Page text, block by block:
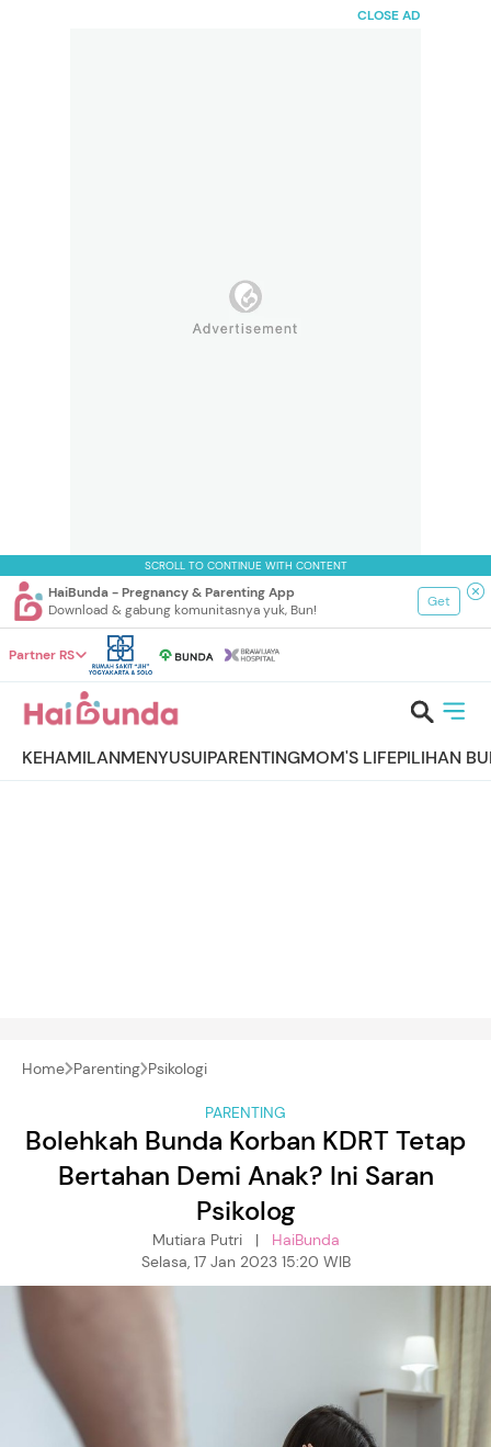
CLOSE AD
SCROLL TO CONTINUE WITH CONTENT
HaiBunda - Pregnancy & Parenting App
Download & gabung komunitasnya yuk, Bun!
Get
Partner RS
KEHAMILANMENYUSUIPARENTINGMOM'S LIFEPILIHAN
Home Parenting Psikologi
PARENTING
Bolehkah Bunda Korban KDRT Tetap
Bertahan Demi Anak? Ini Saran
Psikolog
Mutiara Putri | HaiBunda
Selasa, 17 Jan 2023 15:20 WIB